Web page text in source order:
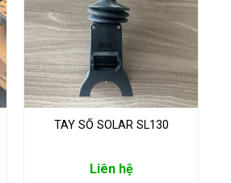
TAY SỐ SOLAR SL130
Liên hệ